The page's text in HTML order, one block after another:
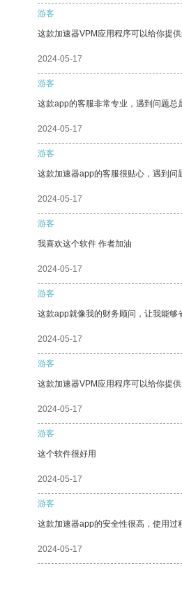
游客
这款加速器VPM应用程序可以给你提
2024-05-17
游客
这款app的客服非常专业，遇到问题总
2024-05-17
游客
这款加速器app的客服很贴心，遇到问
2024-05-17
游客
我喜欢这个软件 作者加油
2024-05-17
游客
这款app就像我的财务顾问，让我能够
2024-05-17
游客
这款加速器VPM应用程序可以给你提
2024-05-17
游客
这个软件很好用
2024-05-17
游客
这款加速器app的安全性很高，使用过
2024-05-17